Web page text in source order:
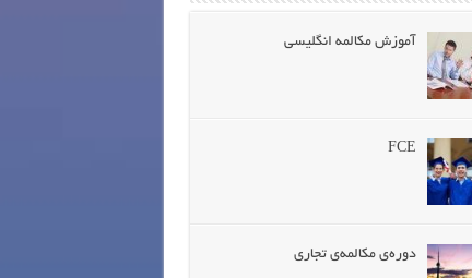
آموزش مکالمه انگلیسی
FCE
دوره‌ی مکالمه‌ی تجاری